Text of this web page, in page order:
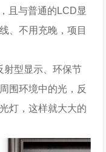
且与普通的LCD显
、不用充晚，项目
射型显示、环保节
围环境中的光，反
灯，这样就大大的